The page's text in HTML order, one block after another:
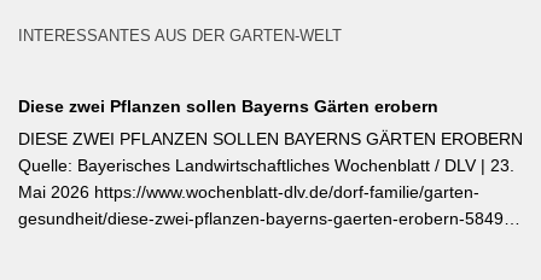
INTERESSANTES AUS DER GARTEN-WELT
Diese zwei Pflanzen sollen Bayerns Gärten erobern
DIESE ZWEI PFLANZEN SOLLEN BAYERNS GÄRTEN EROBERN
Quelle: Bayerisches Landwirtschaftliches Wochenblatt / DLV | 23.
Mai 2026 https://www.wochenblatt-dlv.de/dorf-familie/garten-
gesundheit/diese-zwei-pflanzen-bayerns-gaerten-erobern-584991